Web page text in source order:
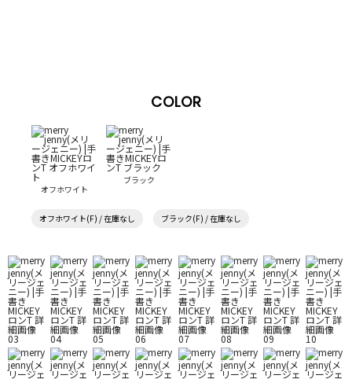
COLOR
オフホワイト
ブラック
オフホワイト(F) / 在庫なし ブラック(F) / 在庫なし